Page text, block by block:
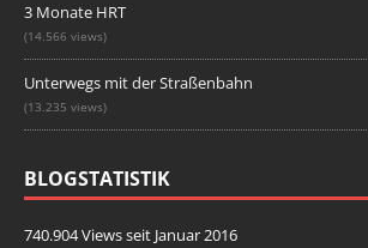
3 Monate HRT
(14.566 views)
Unterwegs mit der Straßenbahn
(13.235 views)
BLOGSTATISTIK
740.904 Views seit Januar 2016